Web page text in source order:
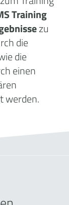
Training
zu
die
die
einen
werden.